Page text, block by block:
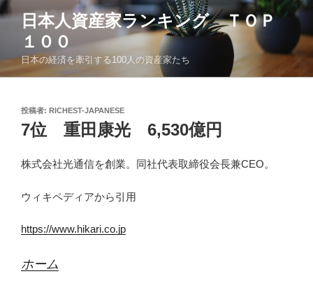
コ
ン
ツ
日本人資産家ランキング ＴＯＰ
１００
日本の経済を牽引する100人の資産家たち
投
稿
日:
投稿者: RICHEST-JAPANESE
7位 重田康光 6,530億円
株式会社光通信を創業。同社代表取締役会長兼CEO。
ウィキペディアから引用
https://www.hikari.co.jp
ホーム